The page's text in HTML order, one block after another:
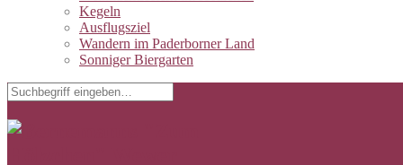
Kegeln
Ausflugsziel
Wandern im Paderborner Land
Sonniger Biergarten